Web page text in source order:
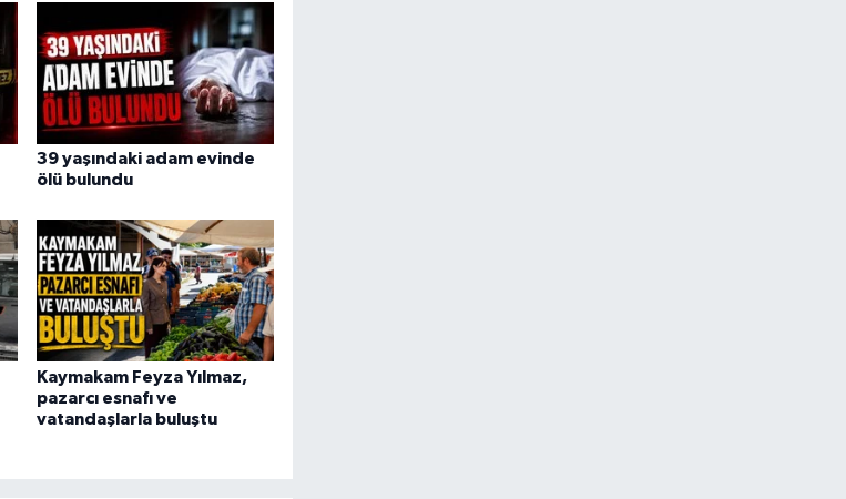
39 yaşındaki adam evinde
ölü bulundu
Kaymakam Feyza Yılmaz,
pazarcı esnafı ve
vatandaşlarla buluştu